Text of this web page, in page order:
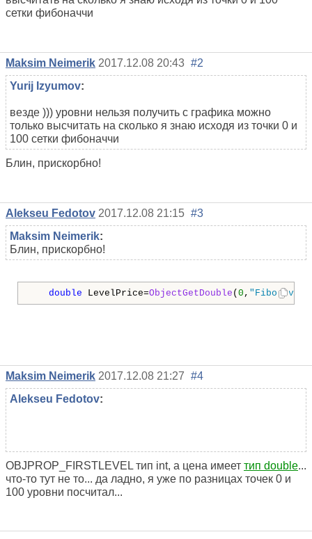
сетки фибоначчи
Maksim Neimerik 2017.12.08 20:43 #2
Yurij Izyumov:
везде ))) уровни нельзя получить с графика можно
только высчитать на сколько я знаю исходя из точки 0 и
100 сетки фибоначчи
Блин, прискорбно!
Alekseu Fedotov 2017.12.08 21:15 #3
Maksim Neimerik:
Блин, прискорбно!
double LevelPrice=ObjectGetDouble ( 0 ,
Maksim Neimerik 2017.12.08 21:27 #4
Alekseu Fedotov:
OBJPROP_FIRSTLEVEL тип int, а цена имеет тип double...
что-то тут не то... да ладно, я уже по разницах точек 0 и
100 уровни посчитал...